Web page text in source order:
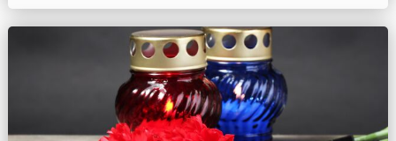
Omnium Fidelium Defunctorum).Дата празднования Дня
всех святых восходит к кельтскому празднику Самайн,
который у кельтских племен символизировал наступление
Нового года, это время сч...